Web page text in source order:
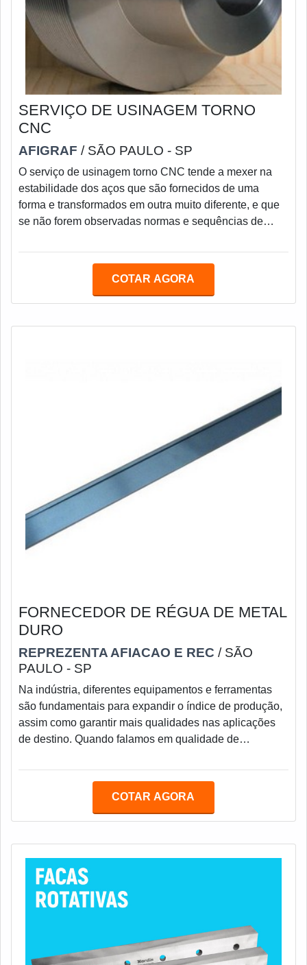
SERVIÇO DE USINAGEM TORNO
CNC
AFIGRAF / SÃO PAULO - SP
O serviço de usinagem torno CNC tende a mexer na
estabilidade dos aços que são fornecidos de uma
forma e transformados em outra muito diferente, e que
se não forem observadas normas e sequências de
não conseguir estabilizá-la.Por isso, é extremamente
Astil executa serviços de usinagem torno CNC em
COTAR AGORA
FORNECEDOR DE RÉGUA DE METAL
DURO
REPREZENTA AFIACAO E REC / SÃO
PAULO - SP
Na indústria, diferentes equipamentos e ferramentas
são fundamentais para expandir o índice de produção,
assim como garantir mais qualidades nas aplicações
de destino. Quando falamos em qualidade de
régua de metal duro, essa régua é usada para guiar as
proporcionar total qualidade na produção da
COTAR AGORA